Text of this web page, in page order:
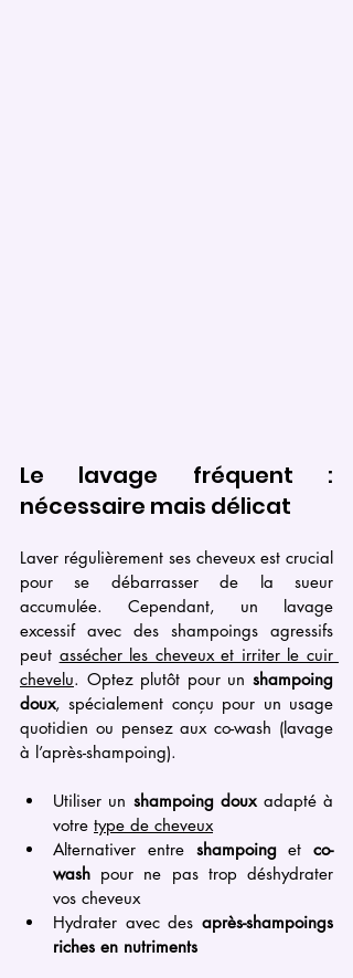
Le lavage fréquent :
nécessaire mais délicat
Laver régulièrement ses cheveux est crucial
pour se débarrasser de la sueur
accumulée. Cependant, un lavage
excessif avec des shampoings agressifs
peut assécher les cheveux et irriter le cuir
chevelu. Optez plutôt pour un shampoing
doux, spécialement conçu pour un usage
quotidien ou pensez aux co-wash (lavage
à l’après-shampoing).
Utiliser un shampoing doux adapté à
votre type de cheveux
Alternativer entre shampoing et co-
wash pour ne pas trop déshydrater
vos cheveux
Hydrater avec des après-shampoings
riches en nutriments